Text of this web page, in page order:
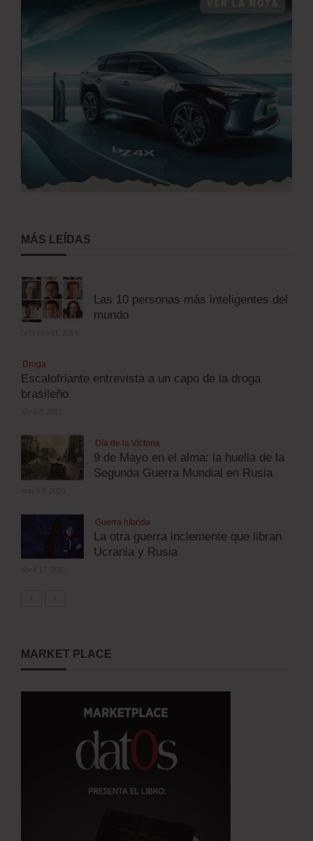
MÁS LEÍDAS
Las 10 personas más inteligentes del
mundo
Droga
Escalofriante entrevista a un capo de la droga
brasileño
Día de la Victoria
9 de Mayo en el alma: la huella de la
Segunda Guerra Mundial en Rusia
Guerra híbrida
La otra guerra inclemente que libran
Ucrania y Rusia
MARKET PLACE